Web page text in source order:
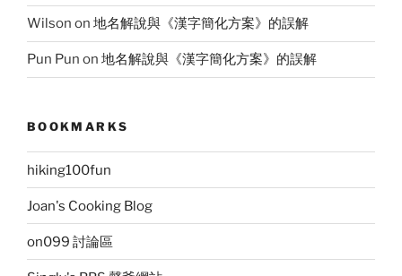
Wilson on 地名解說與《漢字簡化方案》的誤解
Pun Pun on 地名解說與《漢字簡化方案》的誤解
BOOKMARKS
hiking100fun
Joan's Cooking Blog
on099 討論區